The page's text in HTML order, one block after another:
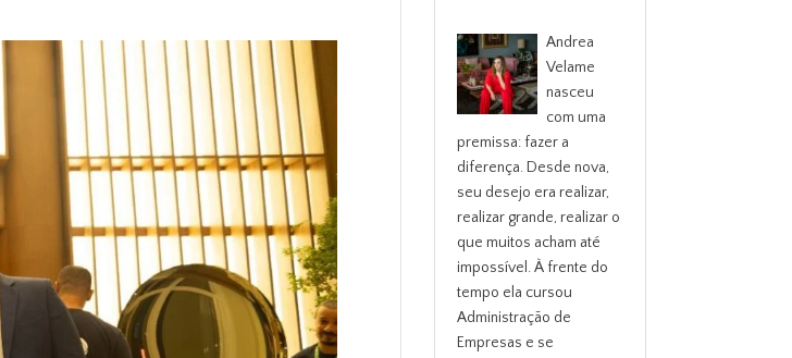
Andrea
Velame
nasceu
com uma
premissa: fazer a
diferença. Desde nova,
seu desejo era realizar,
realizar grande, realizar o
que muitos acham até
impossível. À frente do
tempo ela cursou
Administração de
Empresas e se